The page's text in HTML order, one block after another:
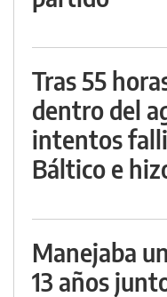
Tras 55
dentro del
intentos
Báltico e
Manejaba
13 años